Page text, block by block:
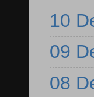
10
09
08